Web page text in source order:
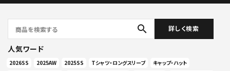
search 詳しく検索
人気ワード
2026SS 2025AW 2025SS Tシャツ・ロングスリーブ
キャップ・ハット